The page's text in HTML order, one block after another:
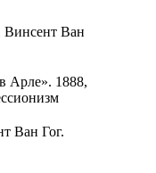
Винсент Ван
Арле». 1888,
Ван Гог.